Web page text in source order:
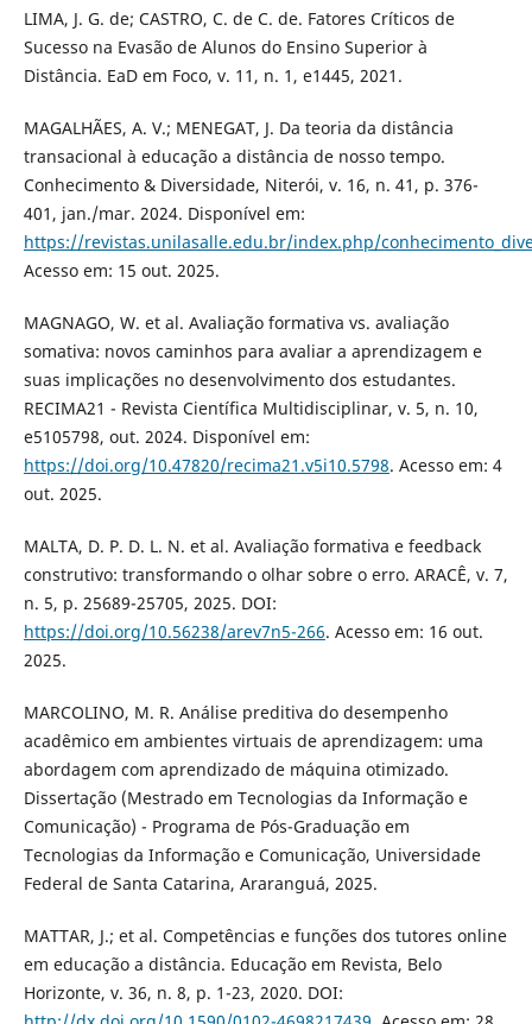
LIMA, J. G. de; CASTRO, C. de C. de. Fatores Críticos de
Sucesso na Evasão de Alunos do Ensino Superior à
Distância. EaD em Foco, v. 11, n. 1, e1445, 2021.
MAGALHÃES, A. V.; MENEGAT, J. Da teoria da distância
transacional à educação a distância de nosso tempo.
Conhecimento & Diversidade, Niterói, v. 16, n. 41, p. 376-
401, jan./mar. 2024. Disponível em:
https://revistas.unilasalle.edu.br/index.php/
Acesso em: 15 out. 2025.
MAGNAGO, W. et al. Avaliação formativa vs. avaliação
somativa: novos caminhos para avaliar a aprendizagem e
suas implicações no desenvolvimento dos estudantes.
RECIMA21 - Revista Científica Multidisciplinar, v. 5, n. 10,
e5105798, out. 2024. Disponível em:
https://doi.org/10.47820/recima21.v5i10.5798. Acesso em: 4
out. 2025.
MALTA, D. P. D. L. N. et al. Avaliação formativa e feedback
construtivo: transformando o olhar sobre o erro. ARACÊ, v. 7,
n. 5, p. 25689-25705, 2025. DOI:
https://doi.org/10.56238/arev7n5-266. Acesso em: 16 out.
2025.
MARCOLINO, M. R. Análise preditiva do desempenho
acadêmico em ambientes virtuais de aprendizagem: uma
abordagem com aprendizado de máquina otimizado.
Dissertação (Mestrado em Tecnologias da Informação e
Comunicação) - Programa de Pós-Graduação em
Tecnologias da Informação e Comunicação, Universidade
Federal de Santa Catarina, Araranguá, 2025.
MATTAR, J.; et al. Competências e funções dos tutores online
em educação a distância. Educação em Revista, Belo
Horizonte, v. 36, n. 8, p. 1-23, 2020. DOI: